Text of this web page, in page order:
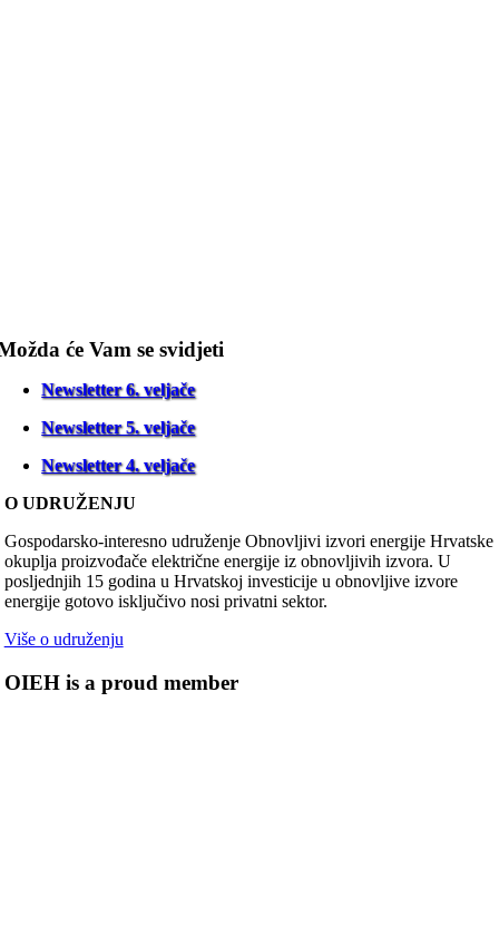
će Vam se svidjeti
Newsletter 6. veljače
Newsletter 5. veljače
Newsletter 4. veljače
O UDRUŽENJU
Gospodarsko-interesno udruženje Obnovljivi izvori energije Hrvatske
okuplja proizvođače električne energije iz obnovljivih izvora. U
posljednjih 15 godina u Hrvatskoj investicije u obnovljive izvore
energije gotovo isključivo nosi privatni sektor.
Više o udruženju
OIEH is a proud member